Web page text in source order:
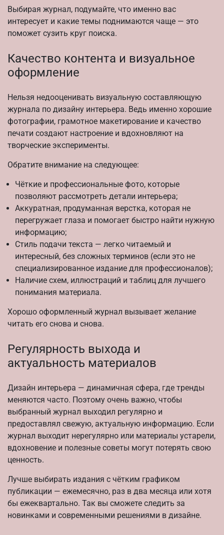
Выбирая журнал, подумайте, что именно вас
интересует и какие темы поднимаются чаще — это
поможет сузить круг поиска.
Качество контента и визуальное
оформление
Нельзя недооценивать визуальную составляющую
журнала по дизайну интерьера. Ведь именно хорошие
фотографии, грамотное макетирование и качество
печати создают настроение и вдохновляют на
творческие эксперименты.
Обратите внимание на следующее:
Чёткие и профессиональные фото, которые
позволяют рассмотреть детали интерьера;
Аккуратная, продуманная верстка, которая не
перегружает глаза и помогает быстро найти нужную
информацию;
Стиль подачи текста — легко читаемый и
интересный, без сложных терминов (если это не
специализированное издание для профессионалов);
Наличие схем, иллюстраций и таблиц для лучшего
понимания материала.
Хорошо оформленный журнал вызывает желание
читать его снова и снова.
Регулярность выхода и
актуальность материалов
Дизайн интерьера — динамичная сфера, где тренды
меняются часто. Поэтому очень важно, чтобы
выбранный журнал выходил регулярно и
предоставлял свежую, актуальную информацию. Если
журнал выходит нерегулярно или материалы устарели,
вдохновение и полезные советы могут потерять свою
ценность.
Лучше выбирать издания с чётким графиком
публикации — ежемесячно, раз в два месяца или хотя
бы ежеквартально. Так вы сможете следить за
новинками и современными решениями в дизайне.